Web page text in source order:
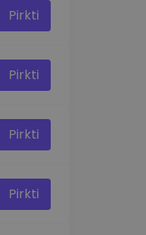
Pirkti
Pirkti
Pirkti
Pirkti